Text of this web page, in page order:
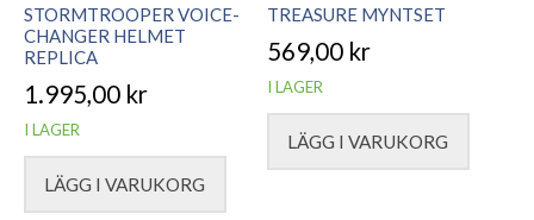
STORMTROOPER VOICE-
CHANGER HELMET
REPLICA
1.995,00 kr
I LAGER
LÄGG I VARUKORG
TREASURE MYNTSET
569,00 kr
I LAGER
LÄGG I VARUKORG